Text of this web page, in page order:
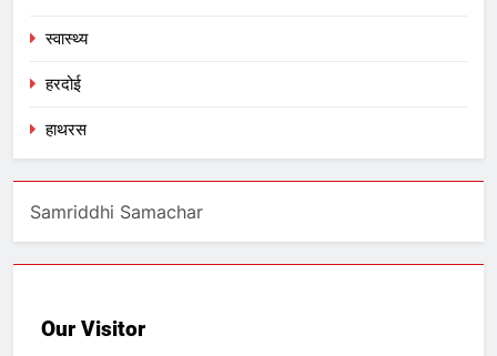
स्वास्थ्य
हरदोई
हाथरस
Samriddhi Samachar
Our Visitor